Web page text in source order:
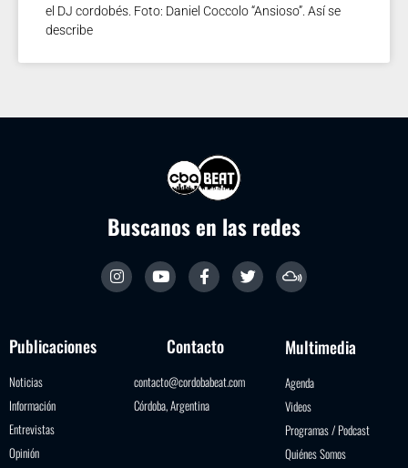
el DJ cordobés. Foto: Daniel Coccolo “Ansioso”. Así se
describe
Buscanos en las redes
Publicaciones
Noticias
Información
Entrevistas
Opinión
Contacto
contacto@cordobabeat.com
Córdoba, Argentina
Multimedia
Agenda
Videos
Programas / Podcast
Quiénes Somos